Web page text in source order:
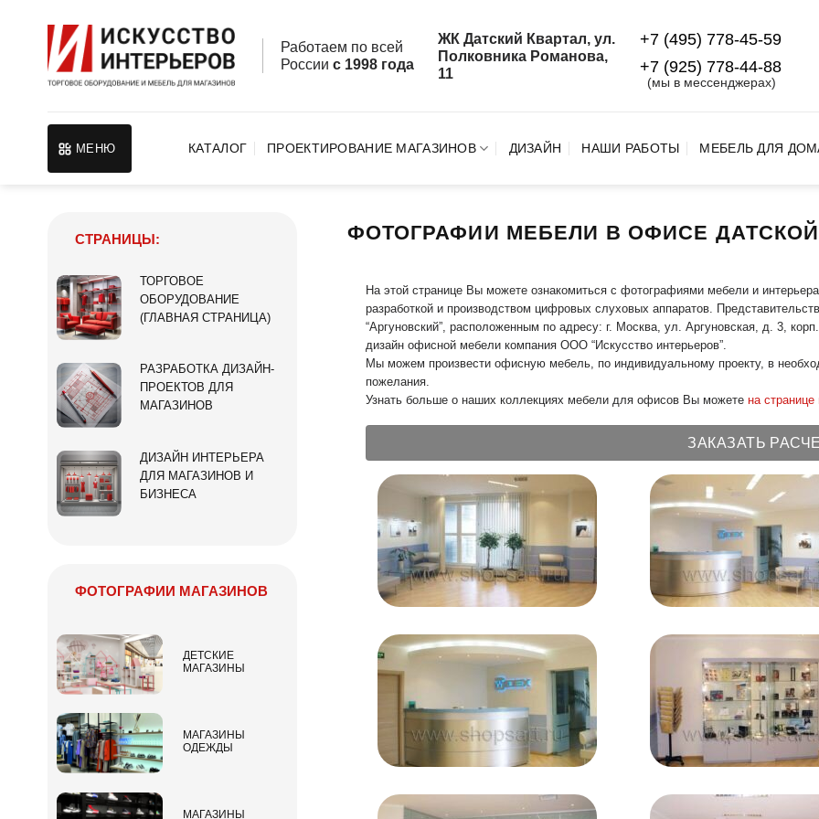
Работаем по всей
России с 1998 года
ЖК Датский Квартал, ул.
Полковника Романова,
11
+7 (495) 778-45-59
+7 (925) 778‑44‑88
(мы в мессенджерах)
МЕНЮ КАТАЛОГ ПРОЕКТИРОВАНИЕ МАГАЗИНОВ ДИЗАЙН НАШИ РАБОТЫ МЕБЕЛЬ ДЛЯ
ФОТОГРАФИИ МЕБЕЛИ В ОФИСЕ ДАТСКОЙ
На этой странице Вы можете ознакомиться с фотографиями мебели и
разработкой и производством цифровых слуховых аппаратов.
“Аргуновский”, расположенным по адресу: г. Москва, ул. Аргуновская, д. 3,
дизайн офисной мебели компания ООО “Искусство интерьеров”.
Мы можем произвести офисную мебель, по индивидуальному проекту, в
пожелания.
Узнать больше о наших коллекциях мебели для офисов Вы можете на
ЗАКАЗАТЬ
СТРАНИЦЫ:
ТОРГОВОЕ
ОБОРУДОВАНИЕ
(ГЛАВНАЯ СТРАНИЦА)
РАЗРАБОТКА ДИЗАЙН-
ПРОЕКТОВ ДЛЯ
МАГАЗИНОВ
ДИЗАЙН ИНТЕРЬЕРА
ДЛЯ МАГАЗИНОВ И
БИЗНЕСА
ФОТОГРАФИИ МАГАЗИНОВ
ДЕТСКИЕ
МАГАЗИНЫ
МАГАЗИНЫ
ОДЕЖДЫ
МАГАЗИНЫ